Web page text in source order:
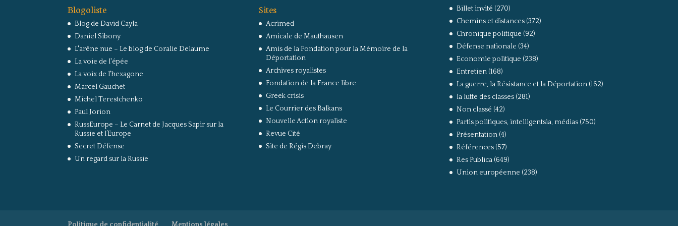
Blogoliste
Blog de David Cayla
Daniel Sibony
L'arêne nue – Le blog de Coralie Delaume
La voie de l'épée
La voix de l'hexagone
Marcel Gauchet
Michel Terestchenko
Paul Jorion
RussEurope – Le Carnet de Jacques Sapir sur la
Russie et l’Europe
Secret Défense
Un regard sur la Russie
Sites
Acrimed
Amicale de Mauthausen
Amis de la Fondation pour la Mémoire de la
Déportation
Archives royalistes
Fondation de la France libre
Greek crisis
Le Courrier des Balkans
Nouvelle Action royaliste
Revue Cité
Site de Régis Debray
Billet invité (270)
Chemins et distances(372)
Chronique politique (92)
Défense nationale (34)
Economie politique (238)
Entretien(168)
La guerre, la Résistance et la Déportation(162)
la lutte des classes(281)
Non classé (42)
Partis politiques, intelligentsia, médias(750)
Présentation(4)
Références(57)
Res Publica(649)
Union européenne (238)
Politique de confidentialité Mentions légales